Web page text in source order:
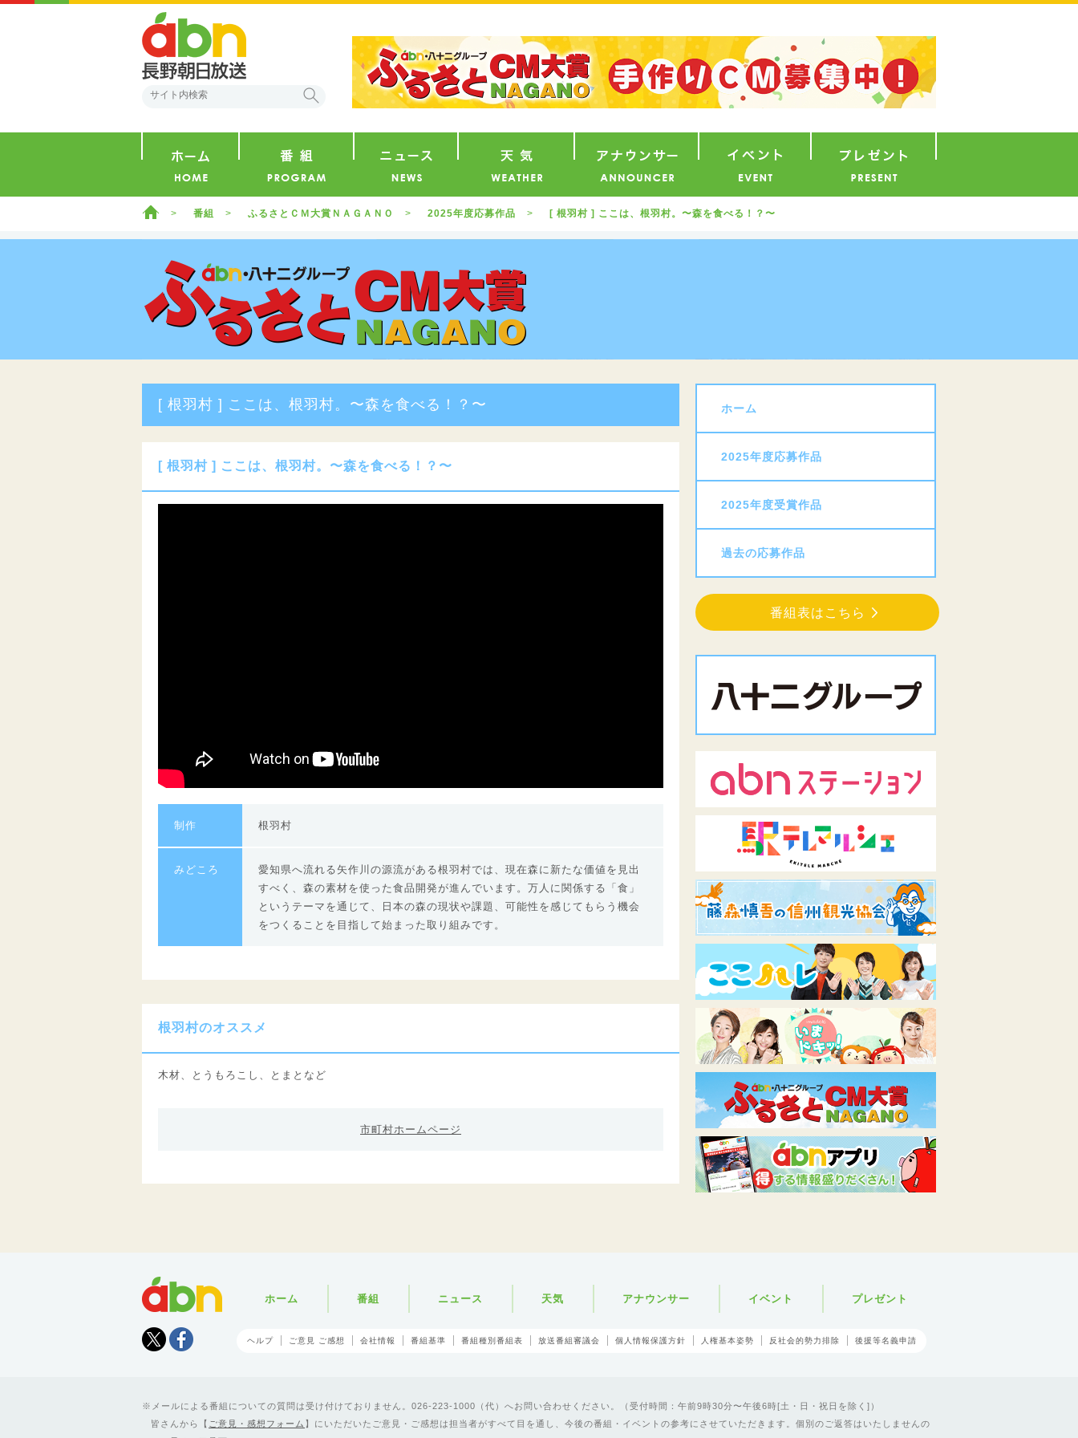
ホーム 番組 ふるさとＣＭ大賞ＮＡＧＡＮＯ 2025年度応募作品 [ 根羽村 ] ここは、根羽村。〜森を食べる！？〜
[ 根羽村 ] ここは、根羽村。〜森を食べる！？〜
[ 根羽村 ] ここは、根羽村。〜森を食べる！？〜
制作 根羽村
みどころ
愛知県へ流れる矢作川の源流がある根羽村では、現在森に新たな価値を見出
すべく、森の素材を使った食品開発が進んでいます。万人に関係する「食」
というテーマを通じて、日本の森の現状や課題、可能性を感じてもらう機会
をつくることを目指して始まった取り組みです。
根羽村のオススメ
木材、とうもろこし、とまとなど
市町村ホームページ
ホーム
2025年度応募作品
2025年度受賞作品
過去の応募作品
番組表はこちら
Tweet
ホーム 番組 ニュース 天気 アナウンサー イベント プレゼント
ヘルプ ご意見 ご感想 会社情報 番組基準 番組種別番組表 放送番組審議会 個人情報保護方針 人権基本姿勢 反社会的勢力排除 後援等名義申請
メールによる番組についての質問は受け付けておりません。026-223-1000（代）へお問い合わせください。（受付時間：午前9時30分〜午後6時[土・日・祝日を除く]）
皆さんから【 ご意見・感想フォーム 】にいただいたご意見・ご感想は担当者がすべて目を通し、今後の番組・イベントの参考にさせていただきます。個別のご返答はいたしませんの